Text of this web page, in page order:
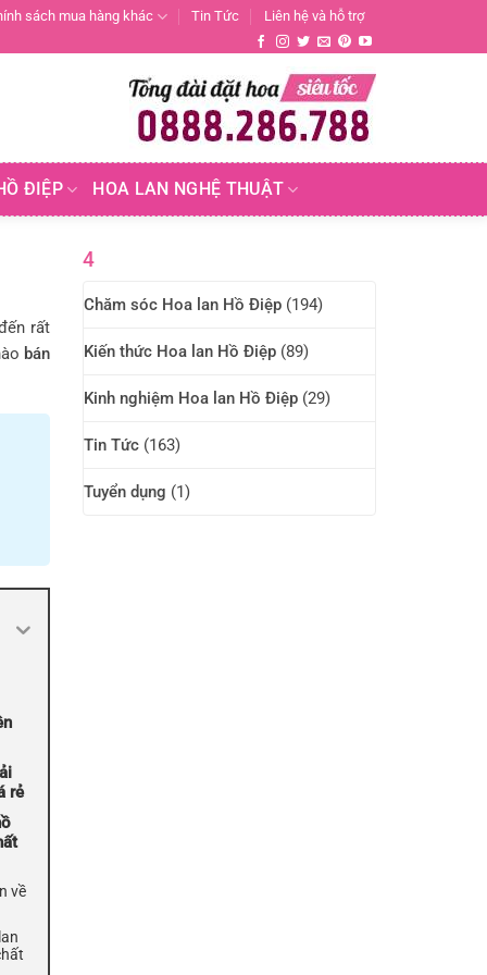
sách mua hàng khác Tin Tức Liên hệ và hỗ trợ
ĐIỆP HOA LAN NGHỆ THUẬT
rất
bán
rẻ
về
4
Chăm sóc Hoa lan Hồ Điệp (194)
Kiến thức Hoa lan Hồ Điệp (89)
Kinh nghiệm Hoa lan Hồ Điệp (29)
Tin Tức (163)
Tuyển dụng (1)